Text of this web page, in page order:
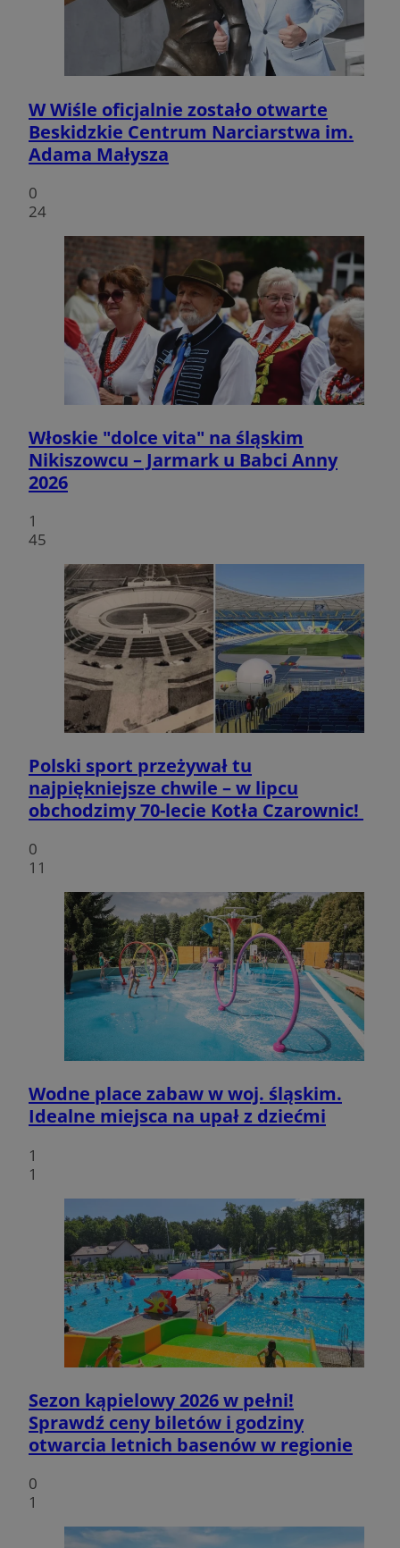
W Wiśle oficjalnie zostało otwarte
Beskidzkie Centrum Narciarstwa im.
Adama Małysza
0
24
Włoskie "dolce vita" na śląskim
Nikiszowcu – Jarmark u Babci Anny
2026
1
45
Polski sport przeżywał tu
najpiękniejsze chwile – w lipcu
obchodzimy 70-lecie Kotła Czarownic!
0
11
Wodne place zabaw w woj. śląskim.
Idealne miejsca na upał z dziećmi
1
1
Sezon kąpielowy 2026 w pełni!
Sprawdź ceny biletów i godziny
otwarcia letnich basenów w regionie
0
1